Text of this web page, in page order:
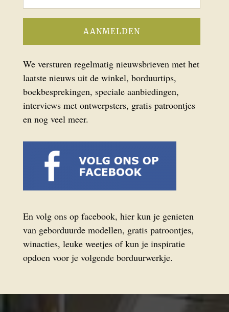
We versturen regelmatig nieuwsbrieven met het
laatste nieuws uit de winkel, borduurtips,
boekbesprekingen, speciale aanbiedingen,
interviews met ontwerpsters, gratis patroontjes
en nog veel meer.
En volg ons op facebook, hier kun je genieten
van geborduurde modellen, gratis patroontjes,
winacties, leuke weetjes of kun je inspiratie
opdoen voor je volgende borduurwerkje.